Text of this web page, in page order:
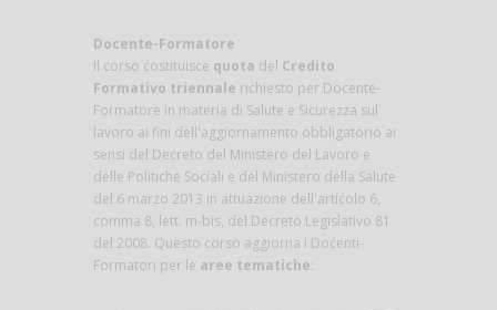
Docente-Formatore
Il corso costituisce quota del Credito
Formativo triennale richiesto per Docente-
Formatore in materia di Salute e Sicurezza sul
lavoro ai fini dell'aggiornamento obbligatorio ai
sensi del Decreto del Ministero del Lavoro e
delle Politiche Sociali e del Ministero della Salute
del 6 marzo 2013 in attuazione dell'articolo 6,
comma 8, lett. m-bis, del Decreto Legislativo 81
del 2008. Questo corso aggiorna i Docenti-
Formatori per le aree tematiche: